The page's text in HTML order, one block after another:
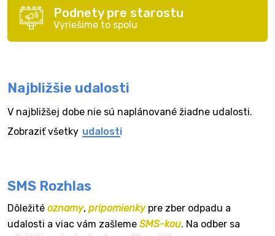
Podnety pre starostu
Vyriešime to spolu
Najbližšie udalosti
V najbližšej dobe nie sú naplánované žiadne udalosti.
Zobraziť všetky udalosti
SMS Rozhlas
Dôležité oznamy, pripomienkypre zber odpadu a
udalosti a viac vám zašleme SMS-kou. Na odber sa